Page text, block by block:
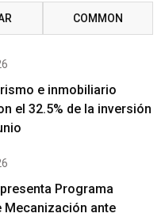
COMMON
e inmobiliario
el 32.5% de la inversión
Programa
Mecanización ante